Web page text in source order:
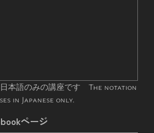
日本語のみの講座です The notation
in Japanese only.
ページ